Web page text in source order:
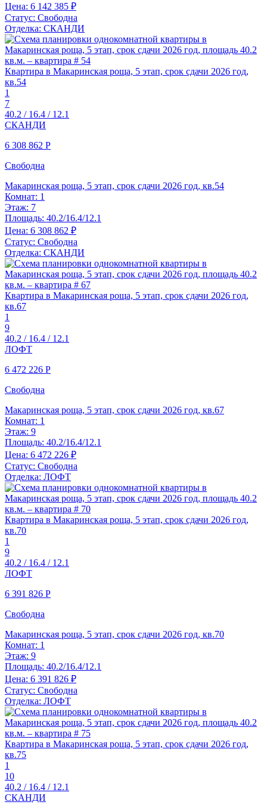
Цена: 6 142 385 ₽
Статус: Свободна
Отделка: СКАНДИ
Квартира в Макаринская роща, 5 этап, срок сдачи 2026 год,
кв.54
1
7
40.2 / 16.4 / 12.1
СКАНДИ
6 308 862 Р
Свободна
Макаринская роща, 5 этап, срок сдачи 2026 год, кв.54
Комнат: 1
Этаж: 7
Площадь: 40.2/16.4/12.1
Цена: 6 308 862 ₽
Статус: Свободна
Отделка: СКАНДИ
Квартира в Макаринская роща, 5 этап, срок сдачи 2026 год,
кв.67
1
9
40.2 / 16.4 / 12.1
ЛОФТ
6 472 226 Р
Свободна
Макаринская роща, 5 этап, срок сдачи 2026 год, кв.67
Комнат: 1
Этаж: 9
Площадь: 40.2/16.4/12.1
Цена: 6 472 226 ₽
Статус: Свободна
Отделка: ЛОФТ
Квартира в Макаринская роща, 5 этап, срок сдачи 2026 год,
кв.70
1
9
40.2 / 16.4 / 12.1
ЛОФТ
6 391 826 Р
Свободна
Макаринская роща, 5 этап, срок сдачи 2026 год, кв.70
Комнат: 1
Этаж: 9
Площадь: 40.2/16.4/12.1
Цена: 6 391 826 ₽
Статус: Свободна
Отделка: ЛОФТ
Квартира в Макаринская роща, 5 этап, срок сдачи 2026 год,
кв.75
1
10
40.2 / 16.4 / 12.1
СКАНДИ